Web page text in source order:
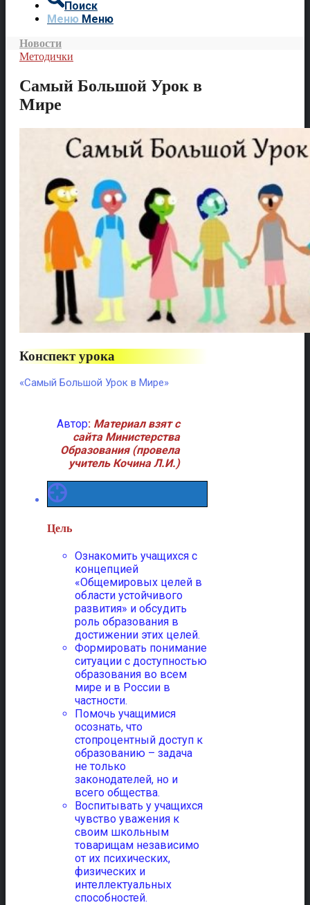
Поиск
Меню Меню
Новости
Методички
Самый Большой Урок в
Мире
Конспект урока
«Самый Большой Урок в Мире»
Автор:Материал взят с
сайта Министерства
Образования (провела
учитель Кочина Л.И.)
Цель
Ознакомить учащихся с
концепцией
«Общемировых целей в
области устойчивого
развития» и обсудить
роль образования в
достижении этих целей.
Формировать понимание
ситуации с доступностью
образования во всем
мире и в России в
частности.
Помочь учащимися
осознать, что
стопроцентный доступ к
образованию – задача
не только
законодателей, но и
всего общества.
Воспитывать у учащихся
чувство уважения к
своим школьным
товарищам независимо
от их психических,
физических и
интеллектуальных
способностей.